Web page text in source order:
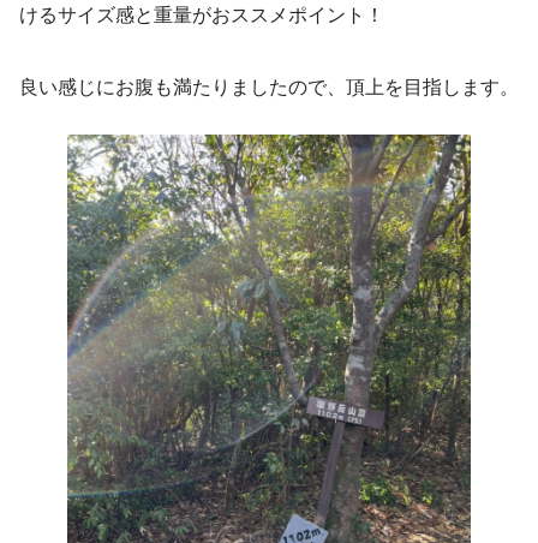
けるサイズ感と重量がおススメポイント！
良い感じにお腹も満たりましたので、頂上を目指します。